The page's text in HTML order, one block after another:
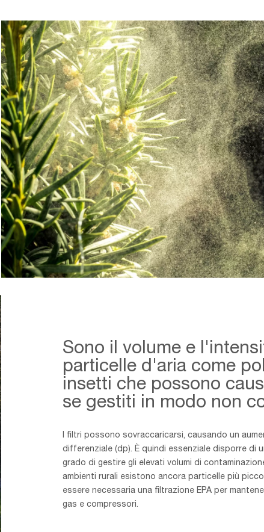
-
Rural-
min
Sono il volume e
particelle d'aria come
insetti che possono
se gestiti in modo non
I filtri possono sovraccaricarsi, causando un
differenziale (dp). È quindi essenziale disporre di
grado di gestire gli elevati volumi di
ambienti rurali esistono ancora particelle più
essere necessaria una filtrazione EPA per
gas e compressori.